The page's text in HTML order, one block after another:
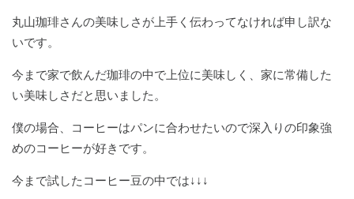
丸山珈琲さんの美味しさが上手く伝わってなければ申し訳な
いです。
今まで家で飲んだ珈琲の中で上位に美味しく、家に常備した
い美味しさだと思いました。
僕の場合、コーヒーはパンに合わせたいので深入りの印象強
めのコーヒーが好きです。
今まで試したコーヒー豆の中では↓↓↓